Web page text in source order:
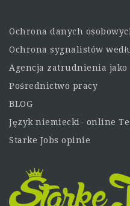
Ochrona danych
Ochrona sygnalistów
Agencja zatrudnienia jako
Pośrednictwo pracy
BLOG
Język niemiecki- online
Starke Jobs opinie